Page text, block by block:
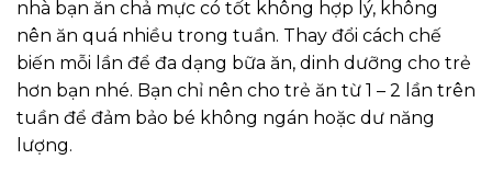
nhà bạn ăn chả mực có tốt không hợp lý, không
nên ăn quá nhiều trong tuần. Thay đổi cách chế
biến mỗi lần để đa dạng bữa ăn, dinh dưỡng cho trẻ
hơn bạn nhé. Bạn chỉ nên cho trẻ ăn từ 1 – 2 lần trên
tuần để đảm bảo bé không ngán hoặc dư năng
lượng.